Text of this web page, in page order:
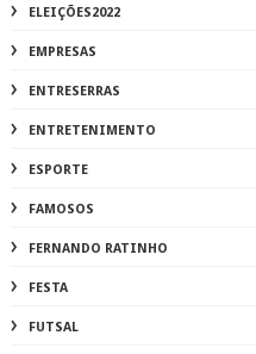
ELEIÇÕES2022
EMPRESAS
ENTRESERRAS
ENTRETENIMENTO
ESPORTE
FAMOSOS
FERNANDO RATINHO
FESTA
FUTSAL